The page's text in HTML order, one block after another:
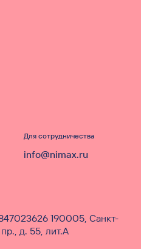
Для сотрудничества
info@nimax.ru
190005, Санкт-
д. 55, лит.А